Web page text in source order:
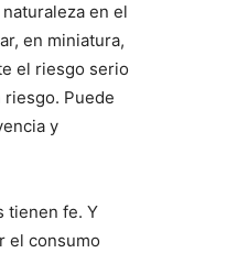
en el
en miniatura,
el riesgo serio
riesgo. Puede
y
tienen fe. Y
el consumo